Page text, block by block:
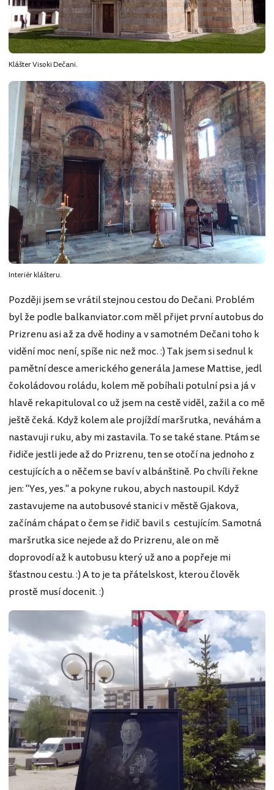
Klášter Visoki Dečani.
Interiér klášteru.
Později jsem se vrátil stejnou cestou do Dečani. Problém
byl že podle balkanviator.com měl přijet první autobus do
Prizrenu asi až za dvě hodiny a v samotném Dečani toho k
vidění moc není, spíše nic než moc. :) Tak jsem si sednul k
pamětní desce amerického generála Jamese Mattise, jedl
čokoládovou roládu, kolem mě pobíhali potulní psi a já v
hlavě rekapituloval co už jsem na cestě viděl, zažil a co mě
ještě čeká. Když kolem ale projíždí maršrutka, neváhám a
nastavuji ruku, aby mi zastavila. To se také stane. Ptám se
řidiče jestli jede až do Prizrenu, ten se otočí na jednoho z
cestujících a o něčem se baví v albánštině. Po chvíli řekne
jen: "Yes, yes." a pokyne rukou, abych nastoupil. Když
zastavujeme na autobusové stanici v městě Gjakova,
začínám chápat o čem se řidič bavil s cestujícím. Samotná
maršrutka sice nejede až do Prizrenu, ale on mě
doprovodí až k autobusu který už ano a popřeje mi
šťastnou cestu. :) A to je ta přátelskost, kterou člověk
prostě musí docenit. :)